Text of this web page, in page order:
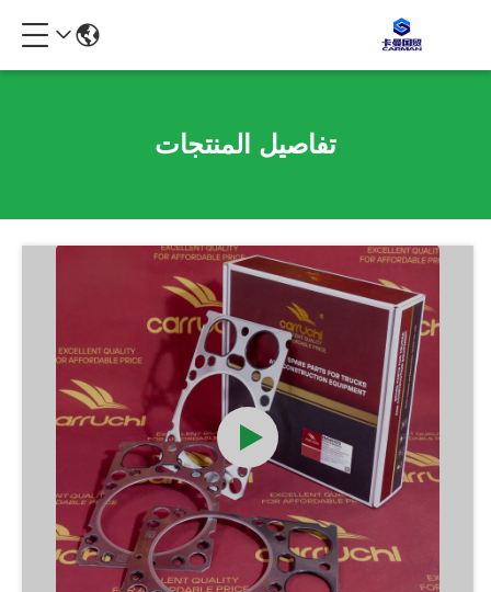
تفاصيل المنتجات